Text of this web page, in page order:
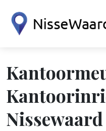
Nissewaard